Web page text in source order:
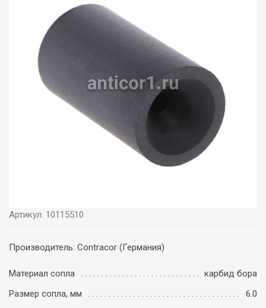
Артикул: 10115510
Производитель: Contracor (Германия)
Материал сопла
карбид бора
Размер сопла, мм
6.0